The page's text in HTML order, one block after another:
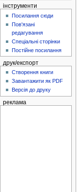
інструменти
Посилання сюди
Пов'язані
редагування
Спеціальні сторінки
Постійне посилання
друк/експорт
Створення книги
Завантажити як PDF
Версія до друку
реклама